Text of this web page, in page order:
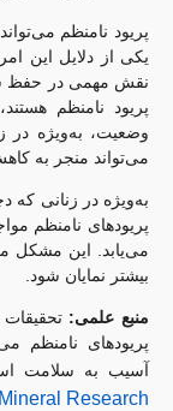
پریود نامنظم
یکی از دلایل این
نقش مهمی در حفظ
پریود نامنظم
وضعیت، به‌ویژه در
می‌تواند منجر به
به‌ویژه در زنانی که
پریودهای نامنظم
می‌یابد. این مشکل
بیشتر نمایان شود.
منبع علمی:تحقیقات
پریودهای نامنظم
آسیب به سلامت
Mineral Research
).